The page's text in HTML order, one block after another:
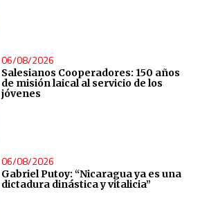
06/08/2026
Salesianos Cooperadores: 150 años
de misión laical al servicio de los
jóvenes
06/08/2026
Gabriel Putoy: “Nicaragua ya es una
dictadura dinástica y vitalicia”